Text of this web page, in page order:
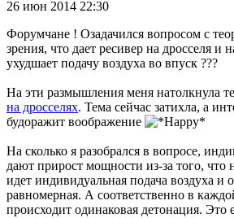
26 июн 2014 22:30
Форумчане ! Озадачился вопросом с
зрения, что дает ресивер на дросселя и
ухудшает подачу воздуха во впуск ???
На эти размышления меня натолкнула
на дросселях. Тема сейчас затихла, а
будоражит воображение
На сколько я разобрался в вопросе,
дают прирост мощности из-за того,
идет индивидуальная подача воздуха и
равномерная. А соответственно в
происходит одинаковая детонация. Это